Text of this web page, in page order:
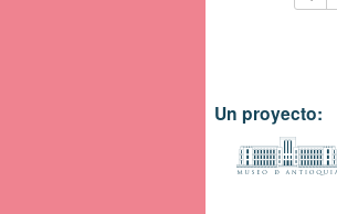
Un proyecto: